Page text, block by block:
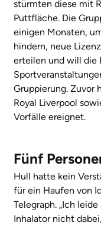
stürmten diese mit
Puttfläche. Die
einigen Monaten,
hindern, neue
erteilen und will die
Gruppierung. Zuvor
Royal Liverpool
Vorfälle ereignet.
Fünf
Hull hatte kein
für ein Haufen von
Telegraph. „Ich
Inhalator nicht